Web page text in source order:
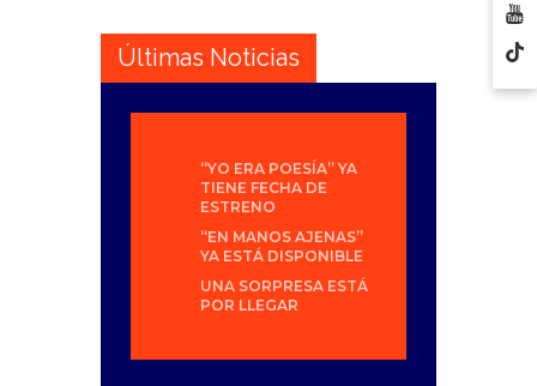
Últimas Noticias
“YO ERA POESÍA” YA
TIENE FECHA DE
ESTRENO
“EN MANOS AJENAS”
YA ESTÁ DISPONIBLE
UNA SORPRESA ESTÁ
POR LLEGAR